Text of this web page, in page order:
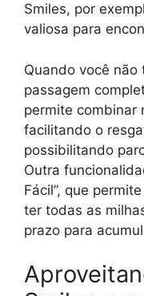
Smiles, por
valiosa para
Quando você não
passagem
permite combinar
facilitando o
possibilitando
Outra
Fácil”, que
ter todas as
prazo para